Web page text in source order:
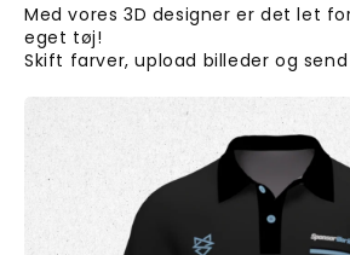
Med vores 3D designer er det let
eget tøj!
Skift farver, upload billeder og